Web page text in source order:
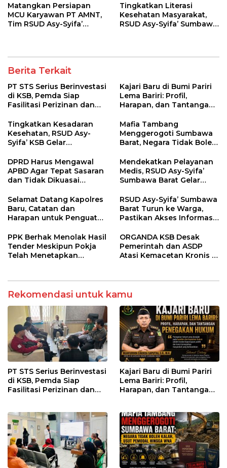
Matangkan Persiapan
MCU Karyawan PT AMNT,
Tim RSUD Asy-Syifa’
Tingkatkan Literasi
Kesehatan Masyarakat,
RSUD Asy-Syifa’ Sumbawa
Berita Terkait
PT STS Serius Berinvestasi
di KSB, Pemda Siap
Fasilitasi Perizinan dan
Regulasi
Kajari Baru di Bumi Pariri
Lema Bariri: Profil,
Harapan, dan Tantangan
Tingkatkan Kesadaran
Kesehatan, RSUD Asy-
Syifa’ KSB Gelar
Melitus pada Lansia
Mafia Tambang
Menggerogoti Sumbawa
Barat, Negara Tidak Boleh
hingga WNA
DPRD Harus Mengawal
APBD Agar Tepat Sasaran
dan Tidak Dikuasai
Tertentu
Mendekatkan Pelayanan
Medis, RSUD Asy-Syifa’
Sumbawa Barat Gelar
Kesehatan di Taliwang
Selamat Datang Kapolres
Baru, Catatan dan
Harapan untuk Penguatan
RSUD Asy-Syifa’ Sumbawa
Barat Turun ke Warga,
Pastikan Akses Informasi
PPK Berhak Menolak Hasil
Tender Meskipun Pokja
Telah Menetapkan
ORGANDA KSB Desak
Pemerintah dan ASDP
Atasi Kemacetan Kronis di
Rekomendasi untuk kamu
PT STS Serius Berinvestasi
di KSB, Pemda Siap
Fasilitasi Perizinan dan
Kajari Baru di Bumi Pariri
Lema Bariri: Profil,
Harapan, dan Tantangan